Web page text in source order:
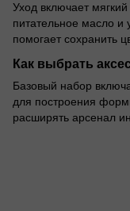
Уход включает
питательное масло и
помогает сохранить
Как выбрать
Базовый набор
для построения
расширять арсенал